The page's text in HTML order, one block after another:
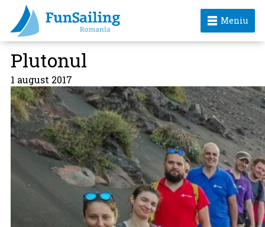
Meniu
Plutonul
1 august 2017